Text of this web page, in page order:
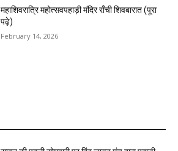
महाशिवरात्रि महोत्सवपहाड़ी मंदिर राँची शिवबारात (पूरा
पढ़े)
February 14, 2026